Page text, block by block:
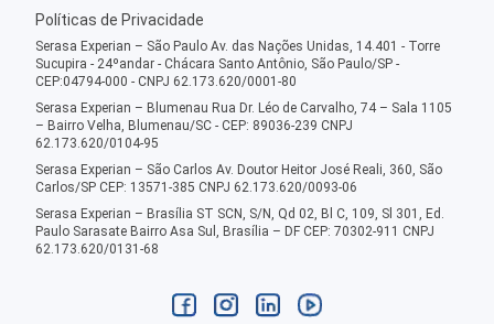
Políticas de Privacidade
Serasa Experian – São Paulo Av. das Nações Unidas, 14.401 - Torre
Sucupira - 24ºandar - Chácara Santo Antônio, São Paulo/SP -
CEP:04794-000 - CNPJ 62.173.620/0001-80
Serasa Experian – Blumenau Rua Dr. Léo de Carvalho, 74 – Sala 1105
– Bairro Velha, Blumenau/SC - CEP: 89036-239 CNPJ
62.173.620/0104-95
Serasa Experian – São Carlos Av. Doutor Heitor José Reali, 360, São
Carlos/SP CEP: 13571-385 CNPJ 62.173.620/0093-06
Serasa Experian – Brasília ST SCN, S/N, Qd 02, Bl C, 109, Sl 301, Ed.
Paulo Sarasate Bairro Asa Sul, Brasília – DF CEP: 70302-911 CNPJ
62.173.620/0131-68